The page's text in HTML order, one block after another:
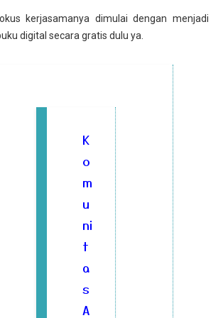
kerjasamanya dimulai dengan menjadi
digital secara gratis dulu ya.
K
o
m
u
ni
t
a
s
A